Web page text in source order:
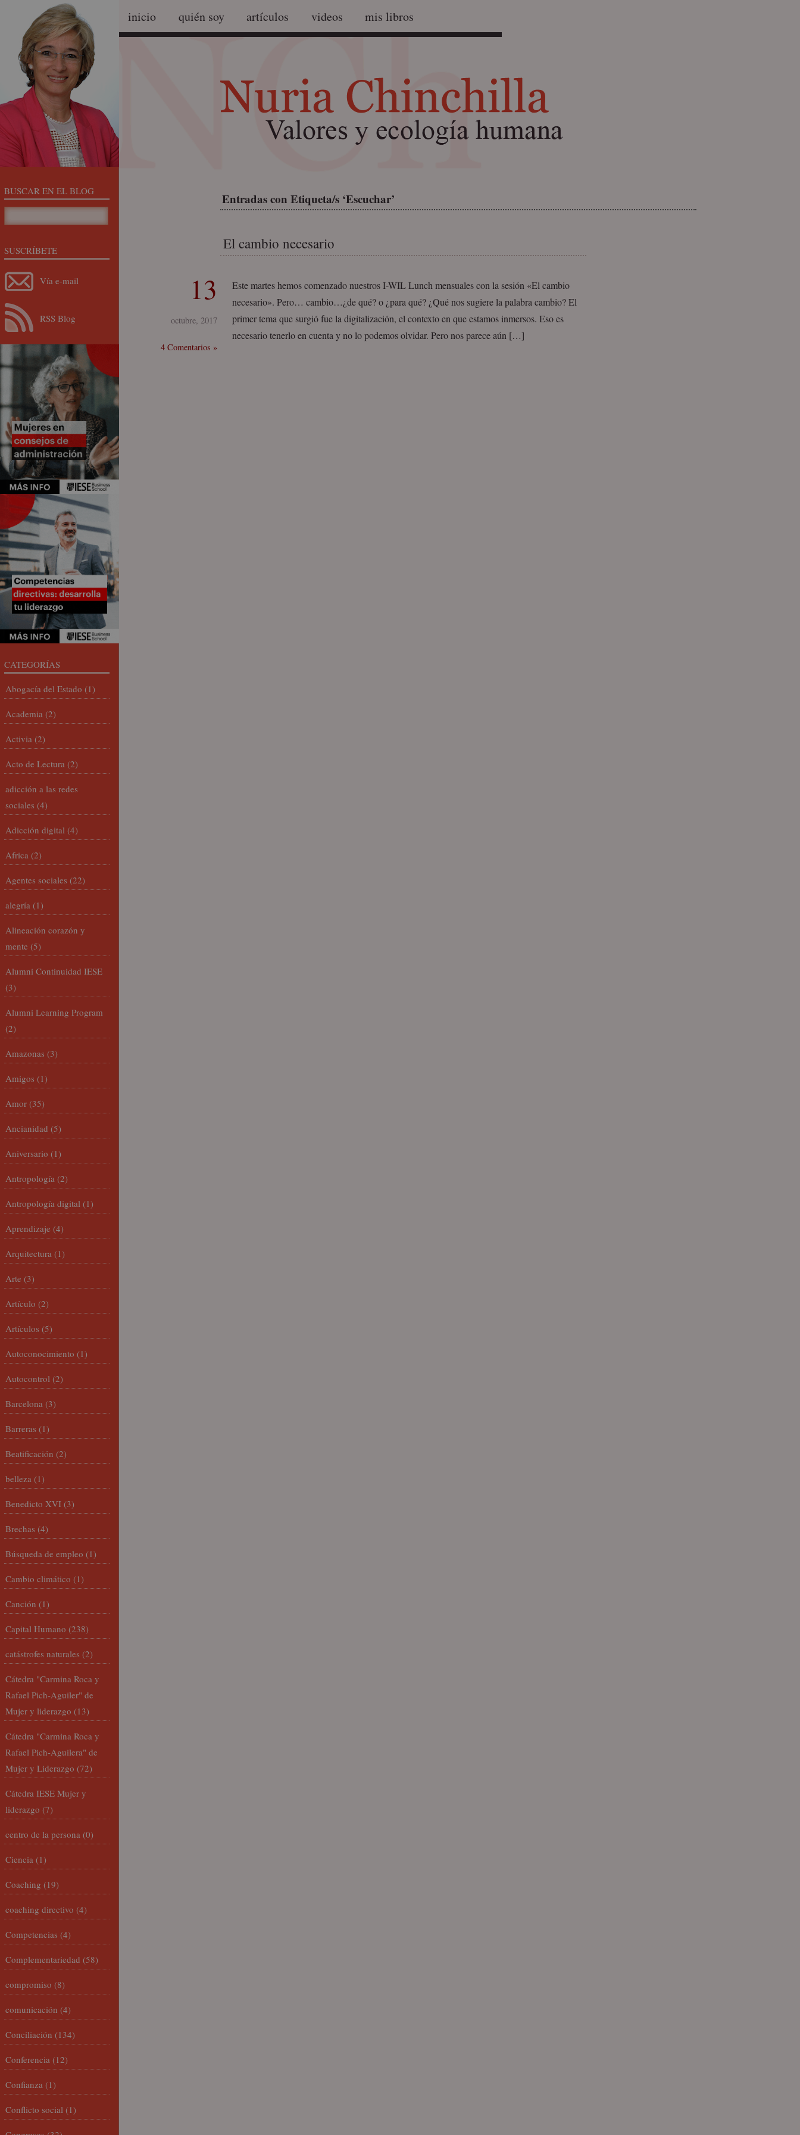
inicio quién soy artículos videos mis libros
Entradas con Etiqueta/s ‘Escuchar’
El cambio necesario
13
octubre, 2017
4 Comentarios »
Este martes hemos comenzado nuestros I-WIL Lunch mensuales con la sesión «El cambio
necesario». Pero… cambio…¿de qué? o ¿para qué? ¿Qué nos sugiere la palabra cambio? El
primer tema que surgió fue la digitalización, el contexto en que estamos inmersos. Eso es
necesario tenerlo en cuenta y no lo podemos olvidar. Pero nos parece aún […]
BUSCAR EN EL BLOG
SUSCRÍBETE
Vía e-mail
RSS Blog
CATEGORÍAS
Abogacía del Estado (1)
Academia (2)
Activia (2)
Acto de Lectura (2)
adicción a las redes
sociales (4)
Adicción digital (4)
Africa (2)
Agentes sociales (22)
alegría (1)
Alineación corazón y
mente (5)
Alumni Continuidad IESE
(3)
Alumni Learning Program
(2)
Amazonas (3)
Amigos (1)
Amor (35)
Ancianidad (5)
Aniversario (1)
Antropología (2)
Antropología digital (1)
Aprendizaje (4)
Arquitectura (1)
Arte (3)
Artículo (2)
Artículos (5)
Autoconocimiento (1)
Autocontrol (2)
Barcelona (3)
Barreras (1)
Beatificación (2)
belleza (1)
Benedicto XVI (3)
Brechas (4)
Búsqueda de empleo (1)
Cambio climático (1)
Canción (1)
Capital Humano (238)
catástrofes naturales (2)
Cátedra "Carmina Roca y
Rafael Pich-Aguiler" de
Mujer y liderazgo (13)
Cátedra "Carmina Roca y
Rafael Pich-Aguilera" de
Mujer y Liderazgo (72)
Cátedra IESE Mujer y
liderazgo (7)
centro de la persona (0)
Ciencia (1)
Coaching (19)
coaching directivo (4)
Competencias (4)
Complementariedad (58)
compromiso (8)
comunicación (4)
Conciliación (134)
Conferencia (12)
Confianza (1)
Conflicto social (1)